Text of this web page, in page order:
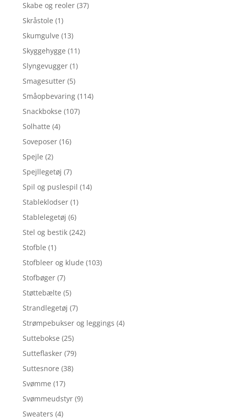
Skabe og reoler (37)
Skråstole (1)
Skumgulve (13)
Skyggehygge (11)
Slyngevugger (1)
Smagesutter (5)
Småopbevaring (114)
Snackbokse (107)
Solhatte (4)
Soveposer (16)
Spejle (2)
Spejllegetøj (7)
Spil og puslespil (14)
Stableklodser (1)
Stablelegetøj (6)
Stel og bestik (242)
Stofble (1)
Stofbleer og klude (103)
Stofbøger (7)
Støttebælte (5)
Strandlegetøj (7)
Strømpebukser og leggings (4)
Suttebokse (25)
Sutteflasker (79)
Suttesnore (38)
Svømme (17)
Svømmeudstyr (9)
Sweaters (4)